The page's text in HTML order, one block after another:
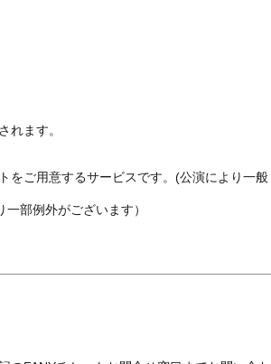
れます。
をご用意するサービスです。(公演により一般
部例外がございます）